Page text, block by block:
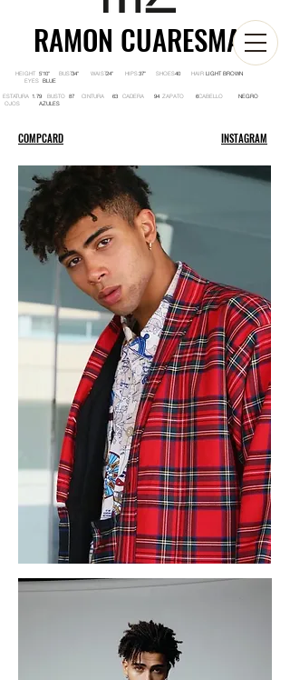
RAMON CUARESMA
HEIGHT BUST WAIST HIPS SHOES HAIR
EYES
5'10'' 34'' 24'' 37'' 40 LIGHT BROWN
BLUE
ESTATURA BUSTO CINTURA CADERA ZAPATO CABELLO
OJOS
1.79 87 63 94 6 NEGRO
AZULES
COMPCARD INSTAGRAM